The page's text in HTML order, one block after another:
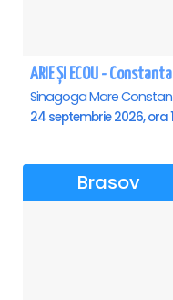
ARIE ȘI ECOU - Constanta
Brasov